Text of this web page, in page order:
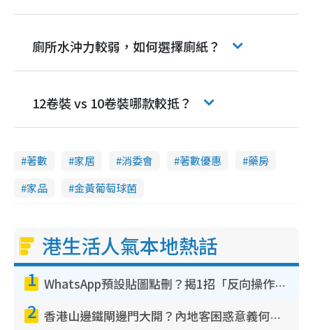
廁所水沖力較弱，如何選擇廁紙？
12卷裝 vs 10卷裝哪款較抵？
著數 家居 消委會 著數優惠
藥房
家品
金黃葡萄球菌
港生活人氣本地熱話
1 WhatsApp預設貼圖點刪？揭1招「反向操作」還原簡潔介面 附3步實測教學
2 香港山邊鐵閘邊門大開？內地客困惑意義何在！網民神回覆：呢種叫法理性防禦